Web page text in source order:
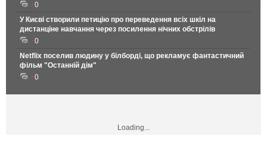
0
У Києві створили петицію про переведення всіх шкіл на
дистанціне навчання через посилення нічних обстрілів
0
Netflix поселив людину у білборді, що рекламує фантастичний
фільм "Останній дім"
0
Loading...